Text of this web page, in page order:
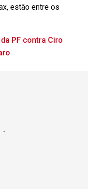
estão entre os
PF contra Ciro